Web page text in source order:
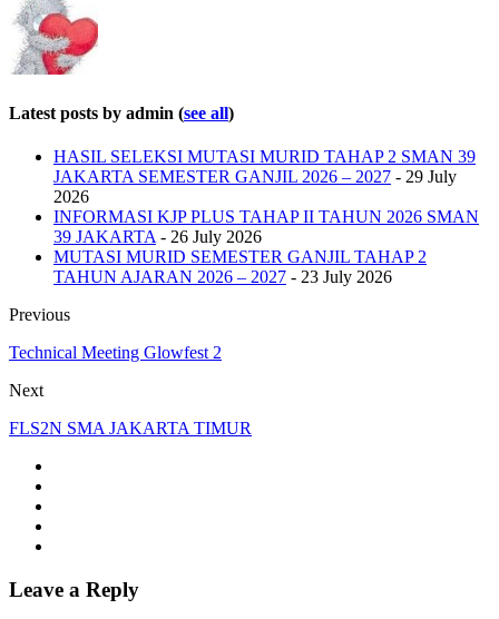
Latest posts by admin (see all)
HASIL SELEKSI MUTASI MURID TAHAP 2 SMAN 39
JAKARTA SEMESTER GANJIL 2026 – 2027 - 29 July
2026
INFORMASI KJP PLUS TAHAP II TAHUN 2026 SMAN
39 JAKARTA - 26 July 2026
MUTASI MURID SEMESTER GANJIL TAHAP 2
TAHUN AJARAN 2026 – 2027 - 23 July 2026
Previous
Technical Meeting Glowfest 2
Next
FLS2N SMA JAKARTA TIMUR
Leave a Reply